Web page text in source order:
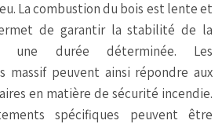
La combustion du bois est lente et
de garantir la stabilité de la
une durée déterminée. Les
massif peuvent ainsi répondre aux
en matière de sécurité incendie.
spécifiques peuvent être